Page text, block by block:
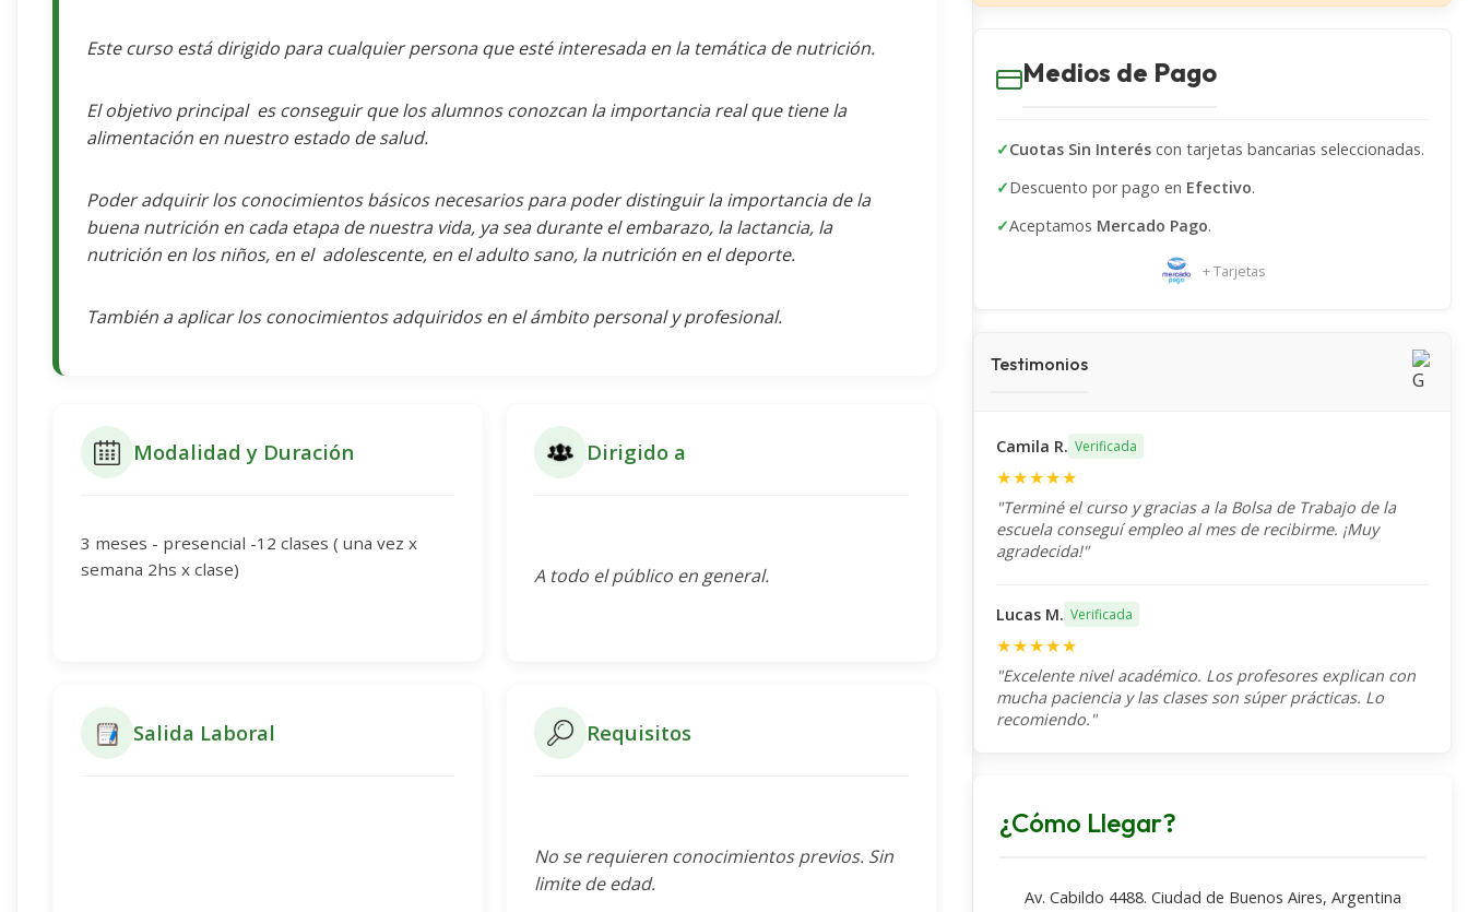
Este curso está dirigido para cualquier persona que esté interesada en la temática de nutrición.
El objetivo principal es conseguir que los alumnos conozcan la importancia real que tiene la
alimentación en nuestro estado de salud.
Poder adquirir los conocimientos básicos necesarios para poder distinguir la importancia de la
buena nutrición en cada etapa de nuestra vida, ya sea durante el embarazo, la lactancia, la
nutrición en los niños, en el adolescente, en el adulto sano, la nutrición en el deporte.
También a aplicar los conocimientos adquiridos en el ámbito personal y profesional.
Modalidad y Duración
3 meses - presencial -12 clases ( una vez x
semana 2hs x clase)
Dirigido a
A todo el público en general.
Salida Laboral Requisitos
No se requieren conocimientos previos. Sin
limite de edad.
Medios de Pago
✓Cuotas Sin Interés con tarjetas bancarias seleccionadas.
✓Descuento por pago en Efectivo.
✓Aceptamos Mercado Pago.
+ Tarjetas
Testimonios
Camila R. Verificada
★★★★★
"Terminé el curso y gracias a la Bolsa de Trabajo de la
escuela conseguí empleo al mes de recibirme. ¡Muy
agradecida!"
Lucas M. Verificada
★★★★★
"Excelente nivel académico. Los profesores explican con
mucha paciencia y las clases son súper prácticas. Lo
recomiendo."
¿Cómo Llegar?
Av. Cabildo 4488. Ciudad de Buenos Aires, Argentina